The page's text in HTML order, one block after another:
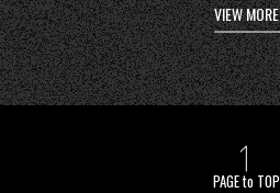
VIEW MORE
PAGE to TOP